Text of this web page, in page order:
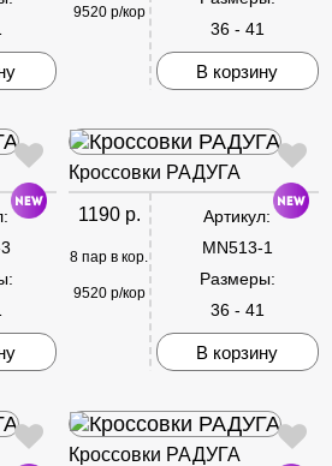
9520 р/кор
36 - 41
В корзину
Кроссовки РАДУГА
1190 р.
8 пар в кор.
9520 р/кор
Артикул:
MN513-1
Размеры:
36 - 41
В корзину
Кроссовки РАДУГА